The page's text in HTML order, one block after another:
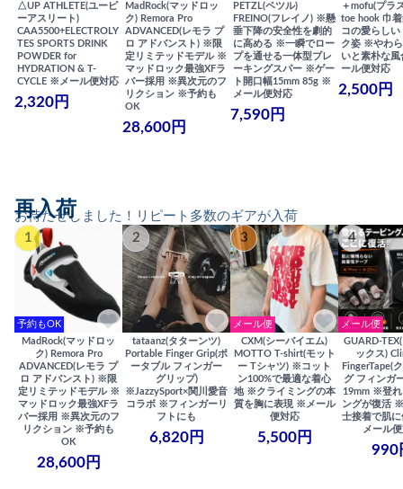
△UP ATHLETE(ユーピ
ーアスリート)
CAA5500+ELECTROLY
TES SPORTS DRINK
POWDER for
HYDRATION & T-
CYCLE ※メール便対応
2,320円
MadRock(マッドロッ
ク) Remora Pro
ADVANCED(レモラ プ
ロ アドバンスト) ※限
定リミテッドモデル ※
マッドロック最強XFラ
バー採用 ※異次元のフ
リクション ※予約も
OK
28,600円
PETZL(ペツル)
FREINO(フレイノ) ※懸
垂下降の安全性を劇的
に高める ※一瞬でロー
プを通せる一体型ブレ
ーキングスパー ※ゲー
ト開口幅15mm 85g ※
メール便対応
7,590円
＋mofu(プラ
toe hook 巾
コの愛らしい
ク姿 ※やわ
いと素朴な
ール便対応
2,500円
お待たせしました！リピート多数のギアが入荷
再入荷
1
予約もOK
MadRock(マッドロッ
ク) Remora Pro
ADVANCED(レモラ プ
ロ アドバンスト) ※限
定リミテッドモデル ※
マッドロック最強XFラ
バー採用 ※異次元のフ
リクション ※予約も
OK
28,600円
2
tataanz(タターンツ)
Portable Finger Grip(ポ
ータブル フィンガー
グリップ)
※JazzySport×関川愛音
コラボ ※フィンガーリ
フトにも
6,820円
3
メール便
CXM(シーバイエム)
MOTTO T-shirt(モット
ー Tシャツ) ※コット
ン100%で最適な着心
地 ※クライミングの本
質を胸に表現 ※メール
便対応
5,500円
4
メール便
GUARD-
ックス)
FingerTape(
グ フィンガ
19mm ※登れ
ングが復活
士接着で肌
メール
990